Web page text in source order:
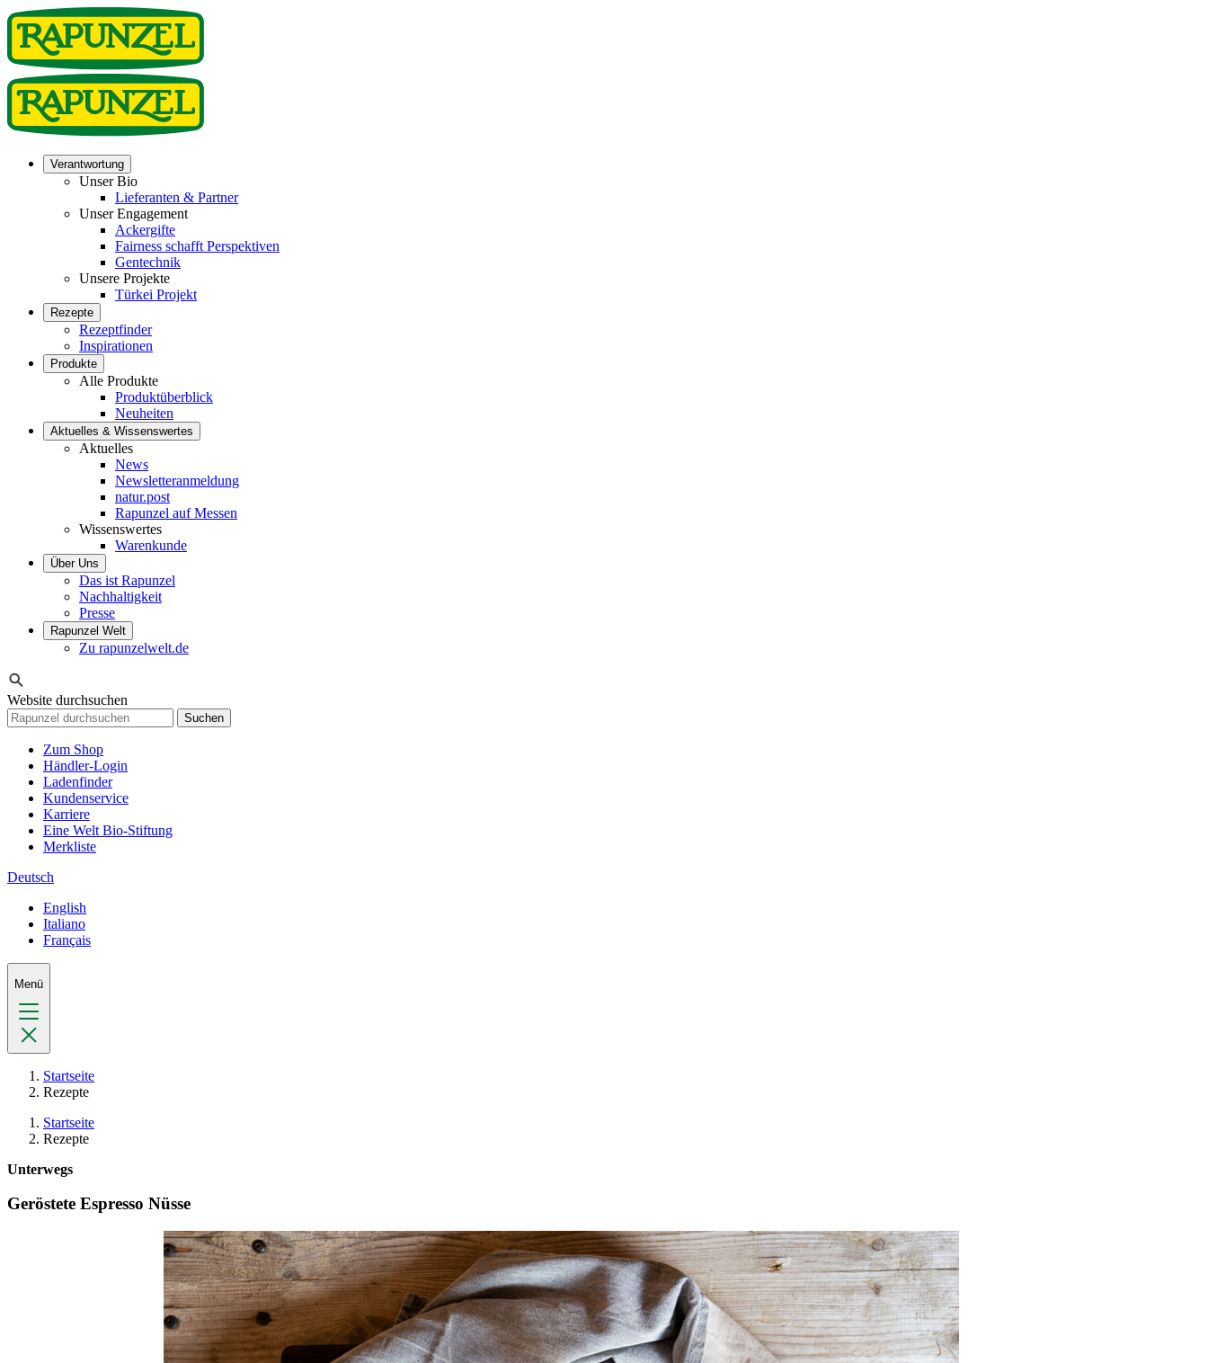
Verantwortung
Unser Bio
Lieferanten & Partner
Unser Engagement
Ackergifte
Fairness schafft Perspektiven
Gentechnik
Unsere Projekte
Türkei Projekt
Rezepte
Rezeptfinder
Inspirationen
Produkte
Alle Produkte
Produktüberblick
Neuheiten
Aktuelles & Wissenswertes
Aktuelles
News
Newsletteranmeldung
natur.post
Rapunzel auf Messen
Wissenswertes
Warenkunde
Über Uns
Das ist Rapunzel
Nachhaltigkeit
Presse
Rapunzel Welt
Zu rapunzelwelt.de
Website durchsuchen
Suchen
Zum Shop
Händler-Login
Ladenfinder
Kundenservice
Karriere
Eine Welt Bio-Stiftung
Merkliste
Deutsch
English
Italiano
Français
Menü
Startseite
Rezepte
Startseite
Rezepte
Unterwegs
Geröstete Espresso Nüsse